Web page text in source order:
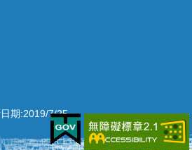
期:2019/7/25
佳網頁瀏覽環境